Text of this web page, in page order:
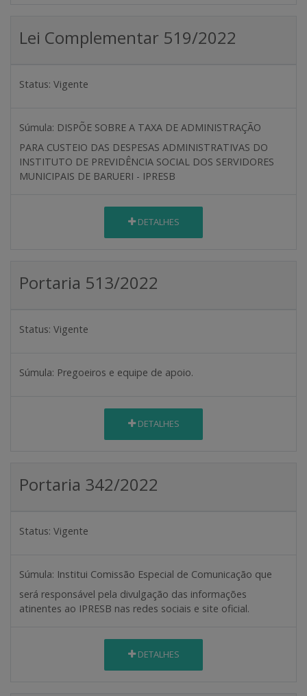
Lei Complementar 519/2022
Status: Vigente
Súmula: DISPÕE SOBRE A TAXA DE ADMINISTRAÇÃO
PARA CUSTEIO DAS DESPESAS ADMINISTRATIVAS DO
INSTITUTO DE PREVIDÊNCIA SOCIAL DOS SERVIDORES
MUNICIPAIS DE BARUERI - IPRESB
DETALHES
Portaria 513/2022
Status: Vigente
Súmula: Pregoeiros e equipe de apoio.
DETALHES
Portaria 342/2022
Status: Vigente
Súmula: Institui Comissão Especial de Comunicação que
será responsável pela divulgação das informações
atinentes ao IPRESB nas redes sociais e site oficial.
DETALHES